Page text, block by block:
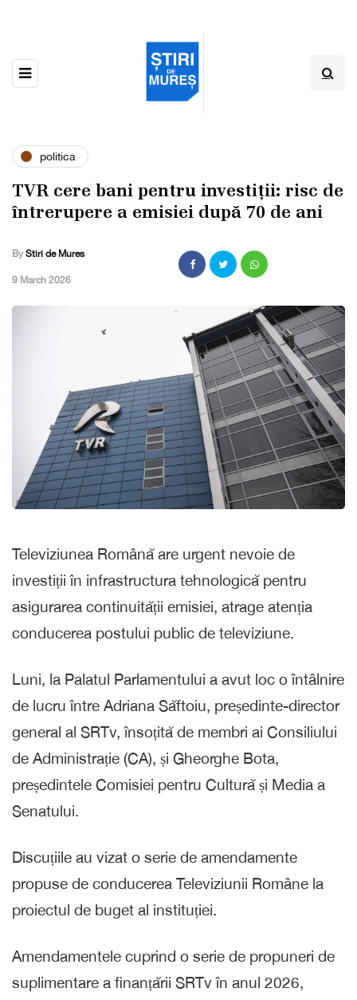
politica
TVR cere bani pentru investiții: risc de
întrerupere a emisiei după 70 de ani
By Stiri de Mures
,9 March 2026
Televiziunea Română are urgent nevoie de
investiții în infrastructura tehnologică pentru
asigurarea continuității emisiei, atrage atenția
conducerea postului public de televiziune.
Luni, la Palatul Parlamentului a avut loc o întâlnire
de lucru între Adriana Săftoiu, președinte-director
general al SRTv, însoțită de membri ai Consiliului
de Administrație (CA), și Gheorghe Bota,
președintele Comisiei pentru Cultură și Media a
Senatului.
Discuțiile au vizat o serie de amendamente
propuse de conducerea Televiziunii Române la
proiectul de buget al instituției.
Amendamentele cuprind o serie de propuneri de
suplimentare a finanțării SRTv în anul 2026,